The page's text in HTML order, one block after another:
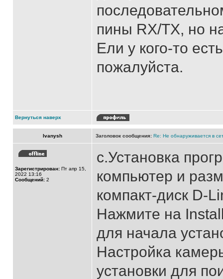
пины RX/TX, но
Ели у кого-то
пожалуйста.
Вернуться наверх
Ivanysh Заголовок сообщения: Re: Не обнаруживается в
Зарегистрирован: Пт апр 15,
2022 13:16
Сообщений: 2
c.Установка
компьютер и
компакт-диск D-
Нажмите на
для начала
Настройка
установки для